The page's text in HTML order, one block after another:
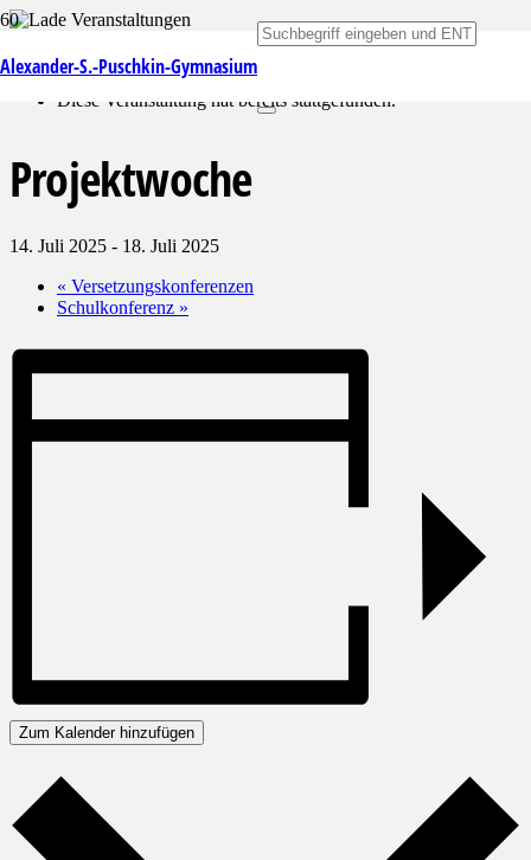
Alexander-S.-Puschkin-Gymnasium
« Alle Veranstaltungen
Diese Veranstaltung hat bereits stattgefunden.
Projektwoche
14. Juli 2025 - 18. Juli 2025
« Versetzungskonferenzen
Schulkonferenz »
Zum Kalender hinzufügen